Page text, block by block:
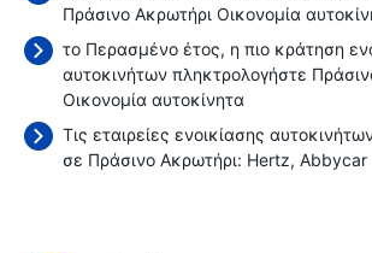
Πράσινο Ακρωτήρι Οικονομία
το Περασμένο έτος, η πιο κράτηση
αυτοκινήτων πληκτρολογήστε
Οικονομία αυτοκίνητα
Τις εταιρείες ενοικίασης
σε Πράσινο Ακρωτήρι: Hertz Abbycar